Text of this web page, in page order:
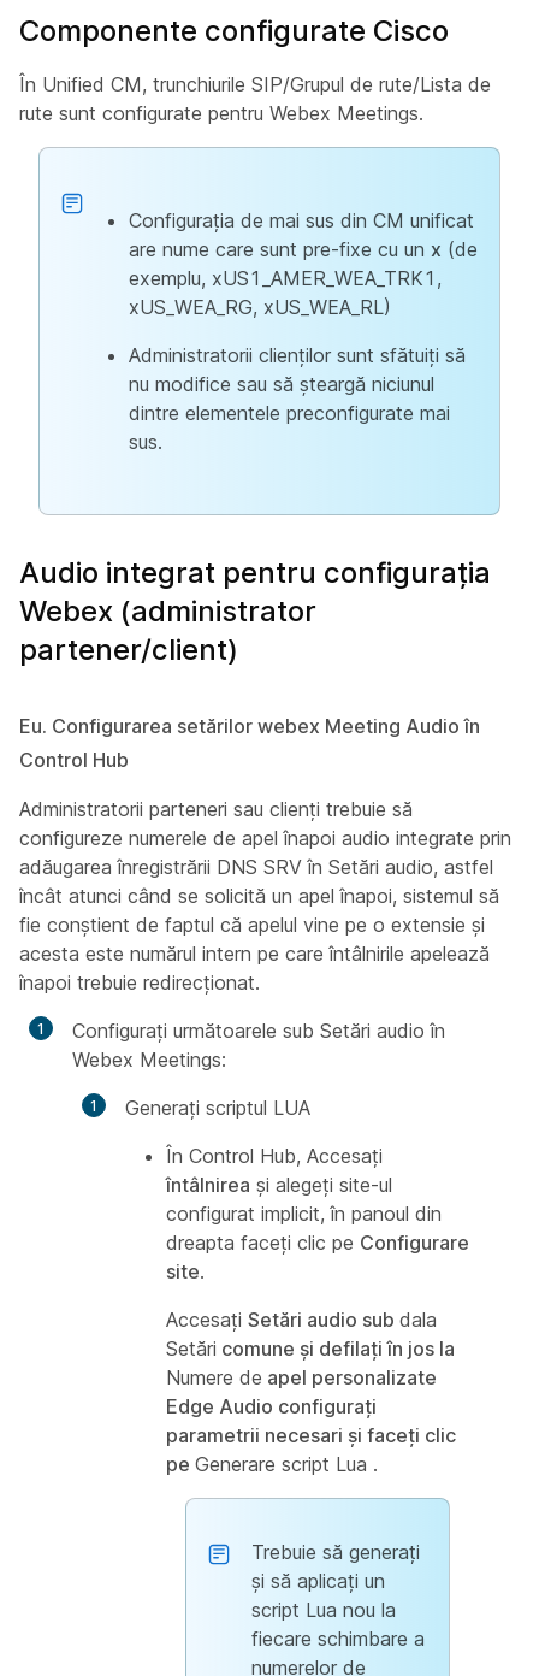
Componente configurate Cisco
În Unified CM, trunchiurile SIP/Grupul de rute/Lista de
rute sunt configurate pentru Webex Meetings.
Configurația de mai sus din CM unificat
are nume care sunt pre-fixe cu un x (de
exemplu, xUS1_AMER_WEA_TRK1,
xUS_WEA_RG, xUS_WEA_RL)
Administratorii clienților sunt sfătuiți să
nu modifice sau să șteargă niciunul
dintre elementele preconfigurate mai
sus.
Audio integrat pentru configurația
Webex (administrator
partener/client)
Eu. Configurarea setărilor webex Meeting Audio în
Control Hub
Administratorii parteneri sau clienți trebuie să
configureze numerele de apel înapoi audio integrate prin
adăugarea înregistrării DNS SRV în Setări audio, astfel
încât atunci când se solicită un apel înapoi, sistemul să
fie conștient de faptul că apelul vine pe o extensie și
acesta este numărul intern pe care întâlnirile apelează
înapoi trebuie redirecționat.
Configurați următoarele sub Setări audio în
Webex Meetings:
Generați scriptul LUA
În Control Hub, Accesați
întâlnirea și alegeți site-ul
configurat implicit, în panoul din
dreapta faceți clic pe Configurare
site.
Accesați Setări audio sub dala
Setări comune și defilați în jos la
Numere de apel personalizate
Edge Audio configurați
parametrii necesari și faceți clic
pe Generare script Lua .
Trebuie să generați
și să aplicați un
script Lua nou la
fiecare schimbare a
numerelor de